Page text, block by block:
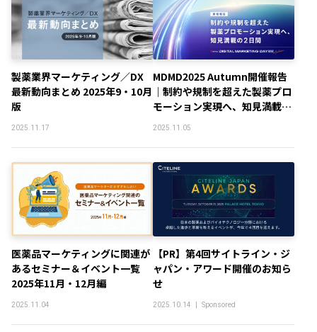
製薬業界マーケティング／DX
最新動向まとめ 2025年9・10月
版
2025.11.17
MDMD2025 Autumn開催報告
｜制約や規制を超えた製薬プロ
モーション実現へ、知見満載の
2日間
2025.11.05
医薬品マーケティングに関連が
あるセミナー＆イベント一覧
2025年11月・12月編
2025.11.04
【PR】第4回サイトライン・ジ
ャパン・アワード開催のお知ら
せ
2025.10.14 Sponsored